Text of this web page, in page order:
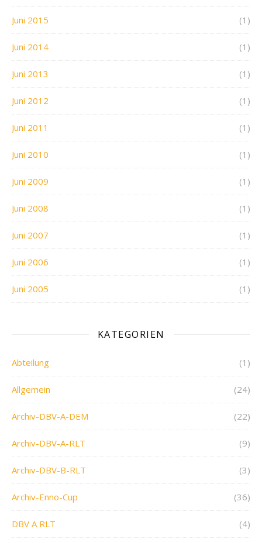
Juni 2015 (1)
Juni 2014 (1)
Juni 2013 (1)
Juni 2012 (1)
Juni 2011 (1)
Juni 2010 (1)
Juni 2009 (1)
Juni 2008 (1)
Juni 2007 (1)
Juni 2006 (1)
Juni 2005 (1)
KATEGORIEN
Abteilung (1)
Allgemein (24)
Archiv-DBV-A-DEM (22)
Archiv-DBV-A-RLT (9)
Archiv-DBV-B-RLT (3)
Archiv-Enno-Cup (36)
DBV A RLT (4)